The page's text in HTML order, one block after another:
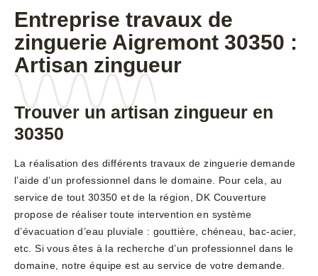
Entreprise travaux de
zinguerie Aigremont 30350 :
Artisan zingueur
Trouver un artisan zingueur en
30350
La réalisation des différents travaux de zinguerie demande
l’aide d’un professionnel dans le domaine. Pour cela, au
service de tout 30350 et de la région, DK Couverture
propose de réaliser toute intervention en système
d’évacuation d’eau pluviale : gouttière, chéneau, bac-acier,
etc. Si vous êtes à la recherche d’un professionnel dans le
domaine, notre équipe est au service de votre demande.